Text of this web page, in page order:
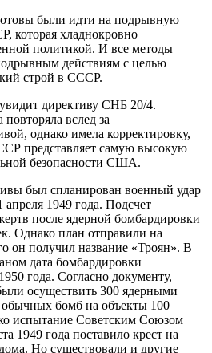
были идти на подрывную
которая хладнокровно
политикой. И все методы
действиям с целью
строй в СССР.
директиву СНБ 20/4.
вслед за
однако имела корректировку,
представляет самую высокую
безопасности США.
был спланирован военный удар
1949 года. Подсчет
после ядерной бомбардировки
Однако план отправили на
он получил название «Троян». В
дата бомбардировки
года. Согласно документу,
осуществить 300 ядерными
бомб на объекты 100
испытание Советским Союзом
1949 года поставило крест на
Но существовали и другие